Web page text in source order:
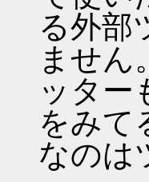
る外部
ません
ッター
をみて
なのは